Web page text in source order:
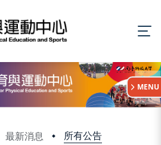
最新消息 所有公告
MENU